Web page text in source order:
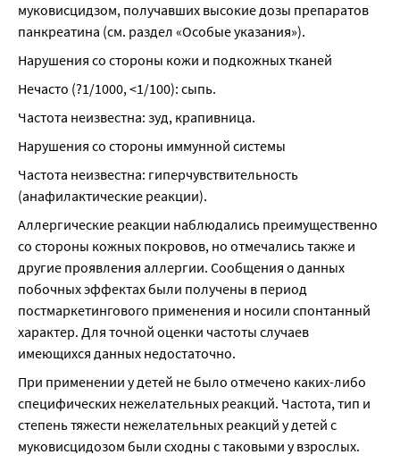
муковисцидзом, получавших высокие дозы препаратов
панкреатина (см. раздел «Особые указания»).
Нарушения со стороны кожи и подкожных тканей
Нечасто (?1/1000, <1/100): сыпь.
Частота неизвестна: зуд, крапивница.
Нарушения со стороны иммунной системы
Частота неизвестна: гиперчувствительность
(анафилактические реакции).
Аллергические реакции наблюдались преимущественно
со стороны кожных покровов, но отмечались также и
другие проявления аллергии. Сообщения о данных
побочных эффектах были получены в период
постмаркетингового применения и носили спонтанный
характер. Для точной оценки частоты случаев
имеющихся данных недостаточно.
При применении у детей не было отмечено каких-либо
специфических нежелательных реакций. Частота, тип и
степень тяжести нежелательных реакций у детей с
муковисцидозом были сходны с таковыми у взрослых.